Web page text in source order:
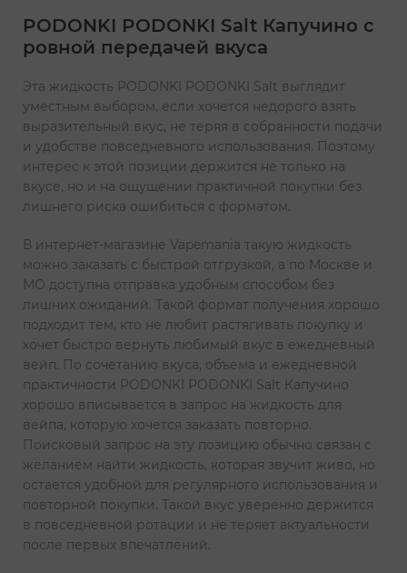
PODONKI PODONKI Salt Капучино с
ровной передачей вкуса
Эта жидкость PODONKI PODONKI Salt выглядит
уместным выбором, если хочется недорого взять
выразительный вкус, не теряя в собранности подачи
и удобстве повседневного использования. Поэтому
интерес к этой позиции держится не только на
вкусе, но и на ощущении практичной покупки без
лишнего риска ошибиться с форматом.
В интернет-магазине Vapemania такую жидкость
можно заказать с быстрой отгрузкой, а по Москве и
МО доступна отправка удобным способом без
лишних ожиданий. Такой формат получения хорошо
подходит тем, кто не любит растягивать покупку и
хочет быстро вернуть любимый вкус в ежедневный
вейп. По сочетанию вкуса, объема и ежедневной
практичности PODONKI PODONKI Salt Капучино
хорошо вписывается в запрос на жидкость для
вейпа, которую хочется заказать повторно.
Поисковый запрос на эту позицию обычно связан с
желанием найти жидкость, которая звучит живо, но
остается удобной для регулярного использования и
повторной покупки. Такой вкус уверенно держится
в повседневной ротации и не теряет актуальности
после первых впечатлений.